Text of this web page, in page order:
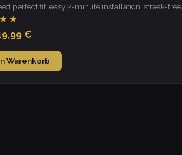
perfect fit, easy 2-minute installation, streak-free
all weather.
€
Warenkorb